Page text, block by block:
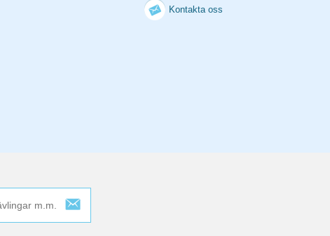
Kontakta oss